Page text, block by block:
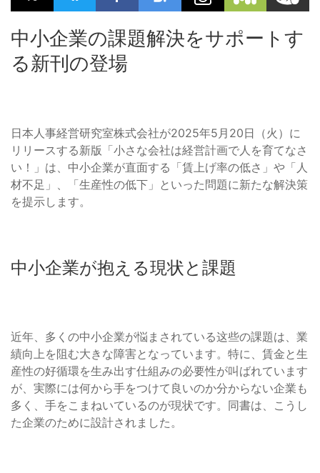
中小企業の課題解決をサポートす
る新刊の登場
日本人事経営研究室株式会社が2025年5月20日（火）に
リリースする新版「小さな会社は経営計画で人を育てなさ
い！」は、中小企業が直面する「賃上げ率の低さ」や「人
材不足」、「生産性の低下」といった問題に新たな解決策
を提示します。
中小企業が抱える現状と課題
近年、多くの中小企業が悩まされている这些の課題は、業
績向上を阻む大きな障害となっています。特に、賃金と生
産性の好循環を生み出す仕組みの必要性が叫ばれています
が、実際には何から手をつけて良いのか分からない企業も
多く、手をこまねいているのが現状です。同書は、こうし
た企業のために設計されました。